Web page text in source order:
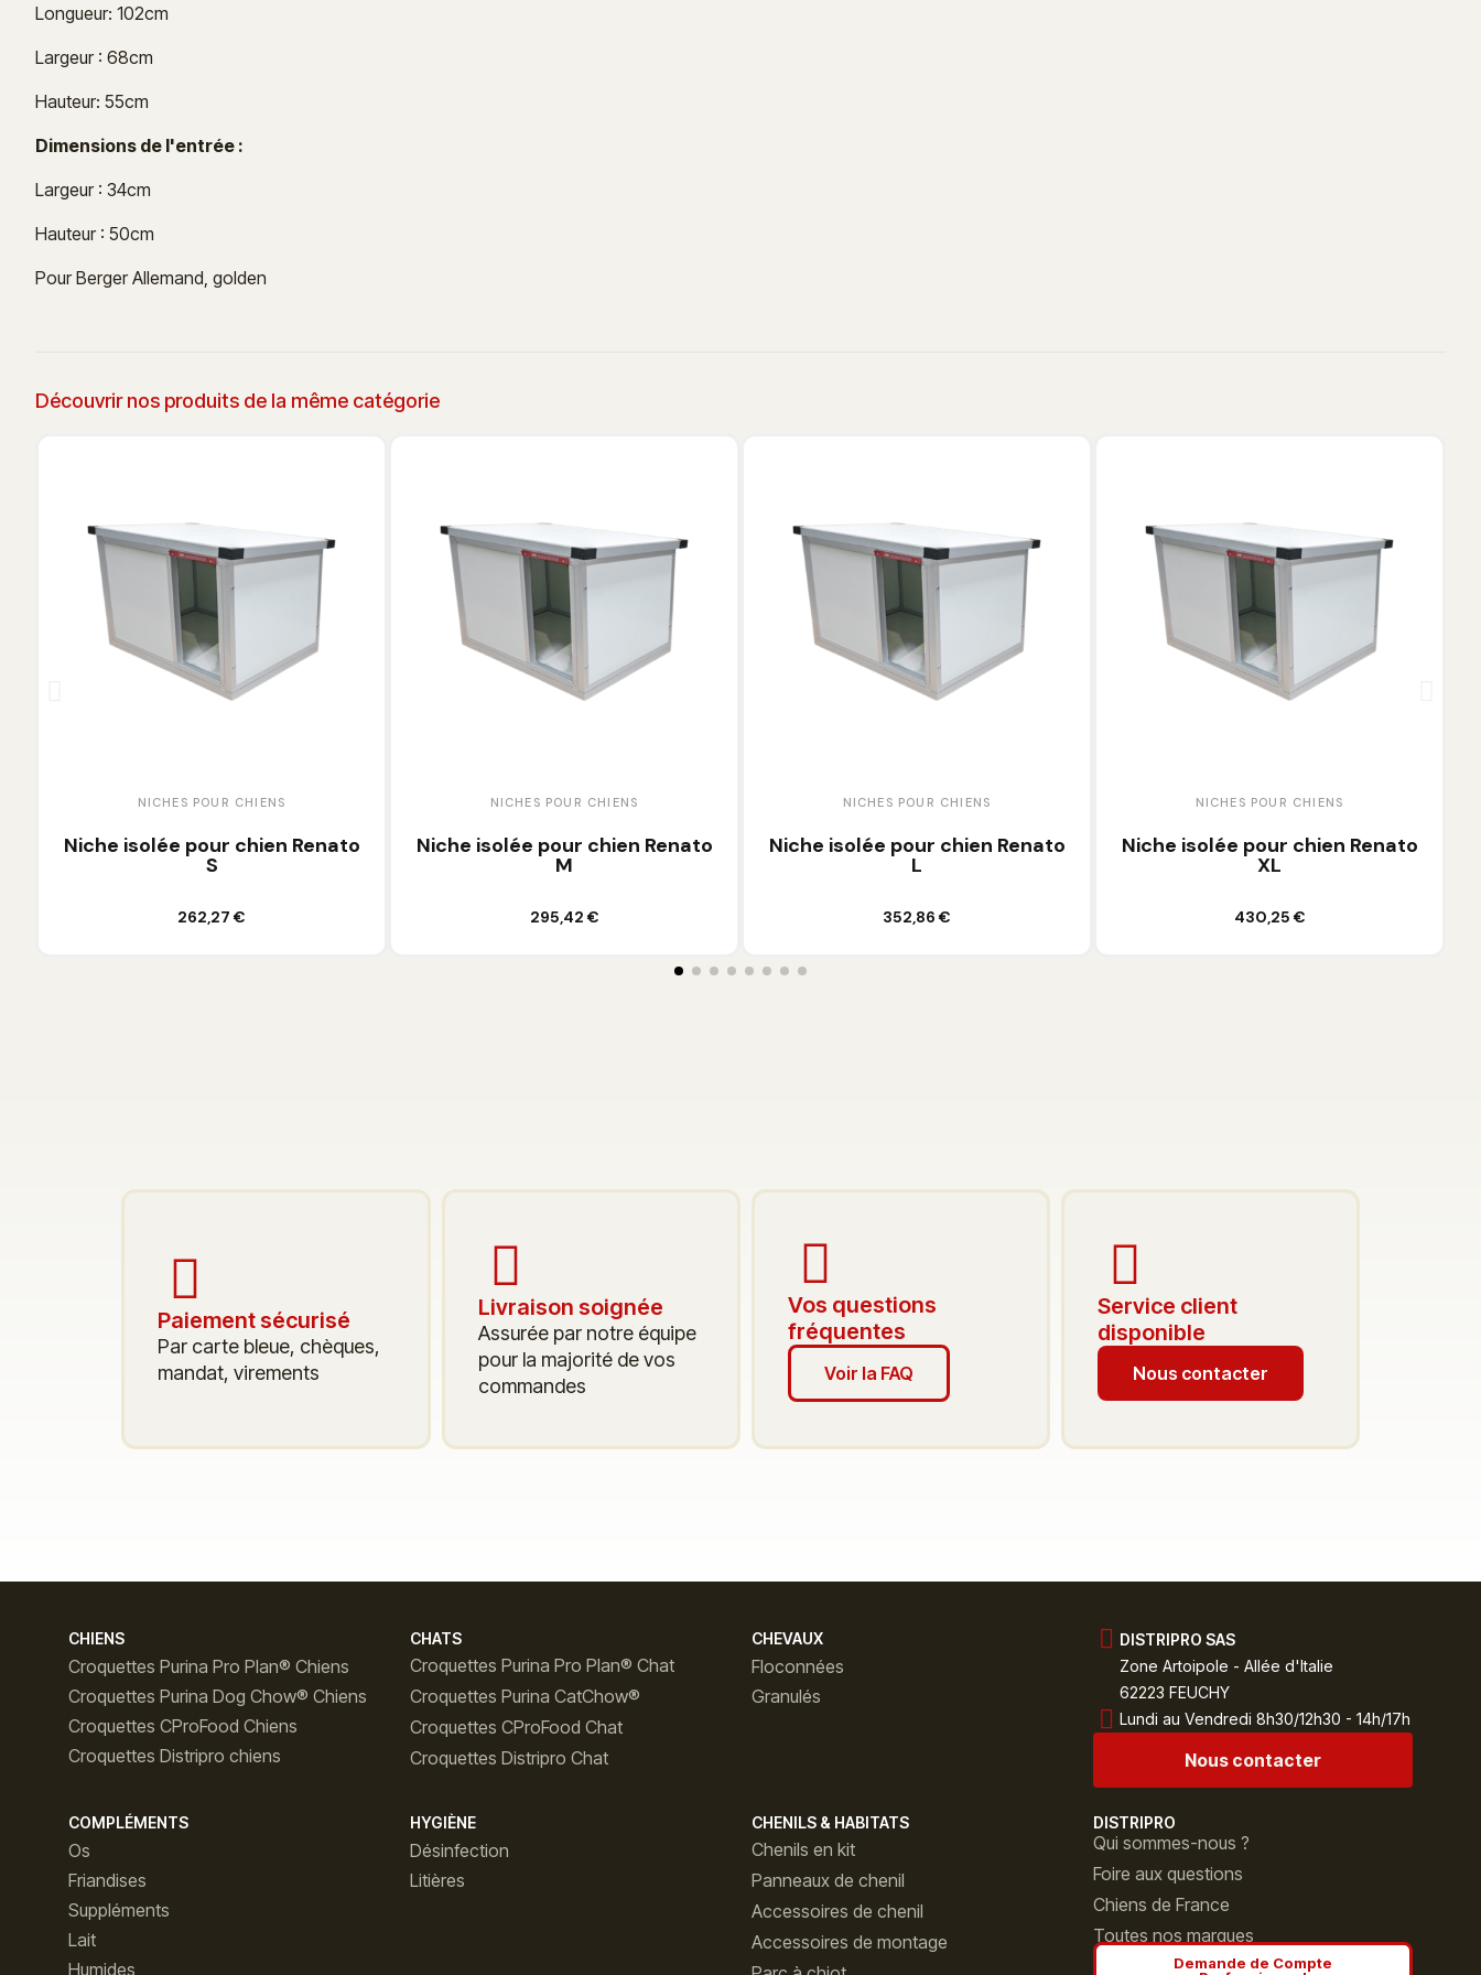
Longueur: 102cm
Largeur : 68cm
Hauteur: 55cm
Dimensions de l'entrée :
Largeur : 34cm
Hauteur : 50cm
Pour Berger Allemand, golden
Découvrir nos produits de la même catégorie
NICHES POUR CHIENS
Niche isolée pour chien Renato
262,27 €
Ajouter au panier
NICHES POUR CHIENS
Niche isolée pour chien Renato
295,42 €
Ajouter au panier
NICHES POUR CHIENS
Niche isolée pour chien Renato
352,86 €
Ajouter au panier
NICHES POUR CHIENS
Niche isolée pour chien Renato
430,25 €
Ajouter au panier
Paiement sécurisé
Par carte bleue, chèques,
mandat, virements
Livraison soignée
Assurée par notre équipe
pour la majorité de vos
commandes
Vos questions
fréquentes
Voir la FAQ
Service client
disponible
Nous contacter
CHIENS
Croquettes Purina Pro Plan® Chiens
Croquettes Purina Dog Chow® Chiens
Croquettes CProFood Chiens
Croquettes Distripro chiens
CHATS
Croquettes Purina Pro Plan® Chat
Croquettes Purina CatChow®
Croquettes CProFood Chat
Croquettes Distripro Chat
CHEVAUX
Floconnées
Granulés
DISTRIPRO SAS
Zone Artoipole - Allée d'Italie
62223 FEUCHY
Lundi au Vendredi 8h30/12h30 - 14h/17h
Nous contacter
COMPLÉMENTS
Os
Friandises
Suppléments
Lait
Humides
HYGIÈNE
Désinfection
Litières
CHENILS & HABITATS
Chenils en kit
Panneaux de chenil
Accessoires de chenil
Accessoires de montage
DISTRIPRO
Qui sommes-nous ?
Foire aux questions
Chiens de France
Toutes nos marques
Demande de Compte